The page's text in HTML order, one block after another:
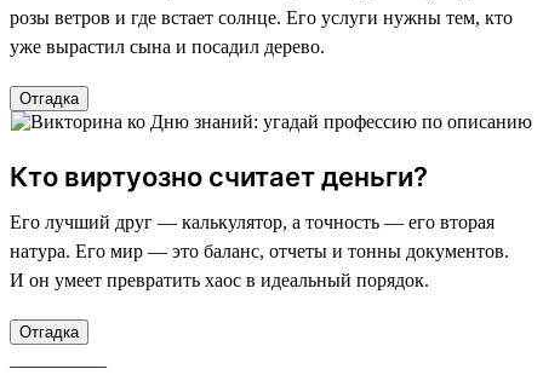
розы ветров и где встает солнце. Его услуги нужны тем, кто
уже вырастил сына и посадил дерево.
Отгадка
Кто виртуозно считает деньги?
Его лучший друг — калькулятор, а точность — его вторая
натура. Его мир — это баланс, отчеты и тонны документов.
И он умеет превратить хаос в идеальный порядок.
Отгадка